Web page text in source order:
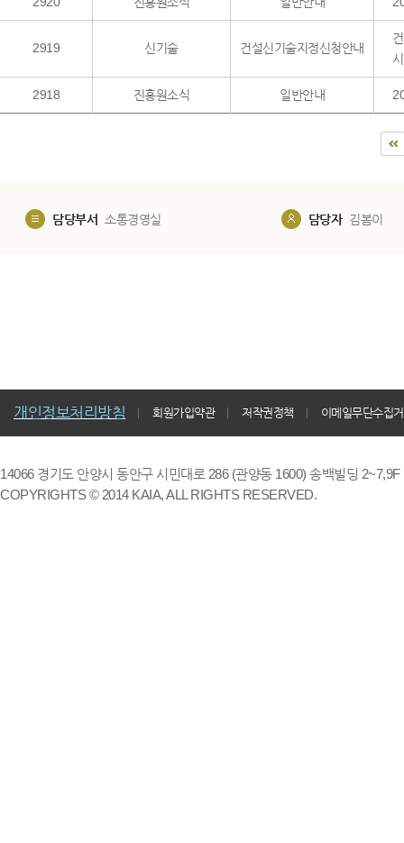
2919 신기술 건설신기술지정신청안내
2918 진흥원소식 일반안내
담당부서 소통경영실 담당자 김봄이
개인정보처리방침 회원가입약관 저작권정책 이메일무단수집
14066 경기도 안양시 동안구 시민대로 286 (관양동 1600) 송백빌딩
COPYRIGHTS © 2014 KAIA, ALL RIGHTS RESERVED.